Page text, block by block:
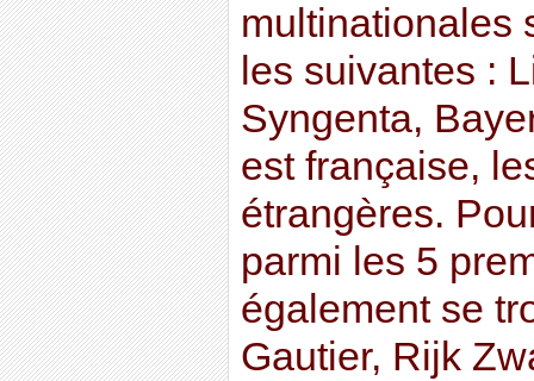
multinationales
les suivantes :
Syngenta,
est française,
étrangères.
parmi les 5
également se
Gautier, Rijk